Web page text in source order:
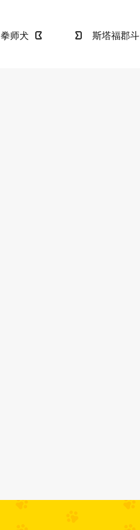
拳师犬
斯塔福郡斗